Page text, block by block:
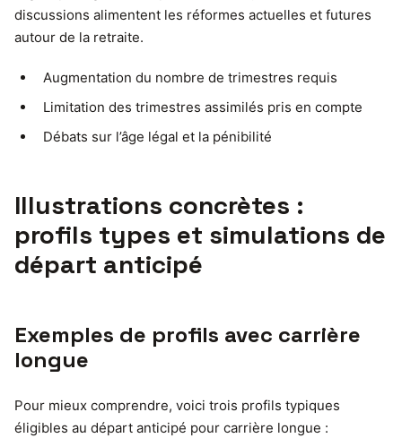
discussions alimentent les réformes actuelles et futures
autour de la retraite.
Augmentation du nombre de trimestres requis
Limitation des trimestres assimilés pris en compte
Débats sur l’âge légal et la pénibilité
Illustrations concrètes :
profils types et simulations de
départ anticipé
Exemples de profils avec carrière
longue
Pour mieux comprendre, voici trois profils typiques
éligibles au départ anticipé pour carrière longue :